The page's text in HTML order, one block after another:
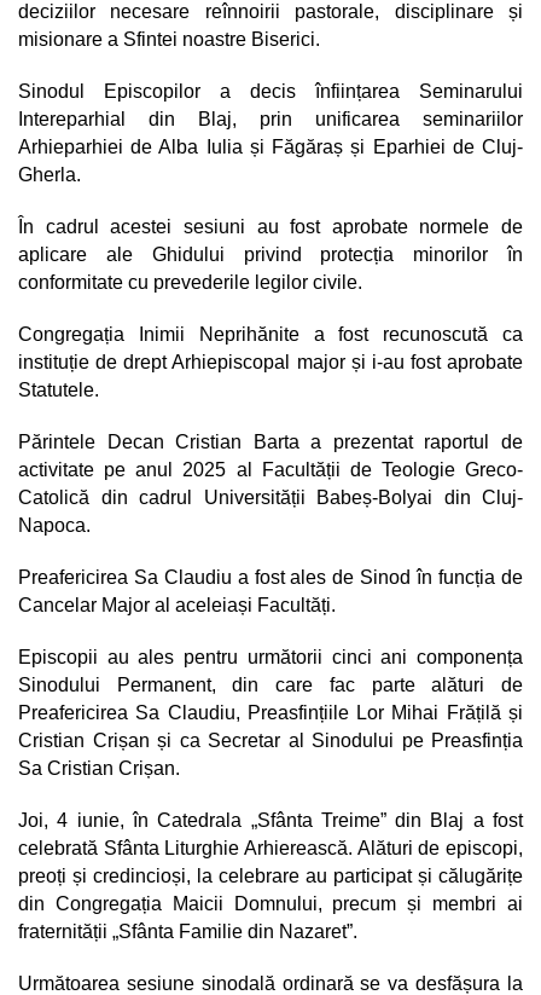
deciziilor necesare reînnoirii pastorale, disciplinare și
misionare a Sfintei noastre Biserici.
Sinodul Episcopilor a decis înființarea Seminarului
Intereparhial din Blaj, prin unificarea seminariilor
Arhieparhiei de Alba Iulia și Făgăraș și Eparhiei de Cluj-
Gherla.
În cadrul acestei sesiuni au fost aprobate normele de
aplicare ale Ghidului privind protecția minorilor în
conformitate cu prevederile legilor civile.
Congregația Inimii Neprihănite a fost recunoscută ca
instituție de drept Arhiepiscopal major și i-au fost aprobate
Statutele.
Părintele Decan Cristian Barta a prezentat raportul de
activitate pe anul 2025 al Facultății de Teologie Greco-
Catolică din cadrul Universității Babeș-Bolyai din Cluj-
Napoca.
Preafericirea Sa Claudiu a fost ales de Sinod în funcția de
Cancelar Major al aceleiași Facultăți.
Episcopii au ales pentru următorii cinci ani componența
Sinodului Permanent, din care fac parte alături de
Preafericirea Sa Claudiu, Preasfințiile Lor Mihai Frățilă și
Cristian Crișan și ca Secretar al Sinodului pe Preasfinția
Sa Cristian Crișan.
Joi, 4 iunie, în Catedrala „Sfânta Treime” din Blaj a fost
celebrată Sfânta Liturghie Arhierească. Alături de episcopi,
preoți și credincioși, la celebrare au participat și călugărițe
din Congregația Maicii Domnului, precum și membri ai
fraternității „Sfânta Familie din Nazaret”.
Următoarea sesiune sinodală ordinară se va desfășura la